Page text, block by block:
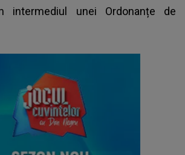
intermediul unei Ordonanțe de